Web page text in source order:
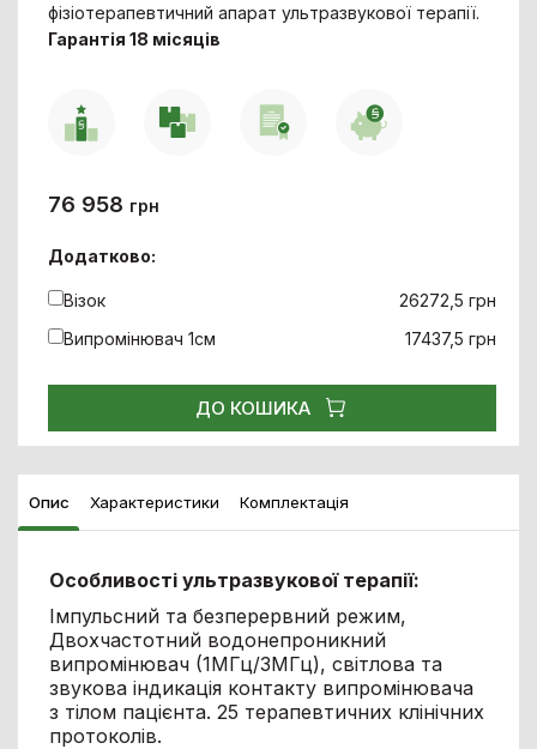
фізіотерапевтичний апарат ультразвукової терапії.
Гарантія 18 місяців
76 958 грн
Додатково:
Візок
26272,5 грн
Випромінювач 1см
17437,5 грн
ДО КОШИКА
Опис Характеристики Комплектація
Особливості ультразвукової терапії:
Імпульсний та безперервний режим,
Двохчастотний водонепроникний
випромінювач (1МГц/3МГц), світлова та
звукова індикація контакту випромінювача
з тілом пацієнта. 25 терапевтичних клінічних
протоколів.